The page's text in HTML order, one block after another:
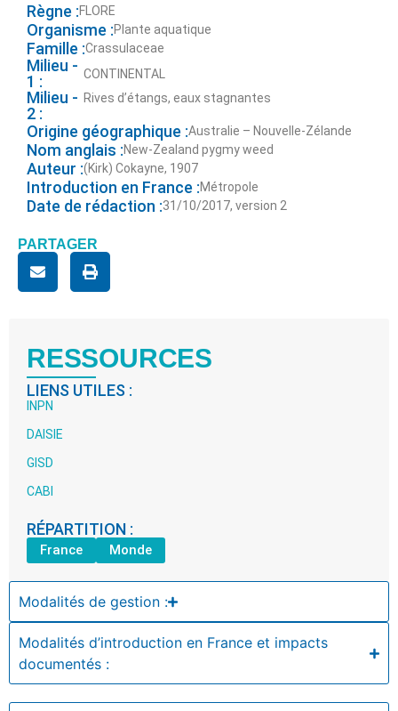
Règne :FLORE
Organisme :Plante aquatique
Famille :Crassulaceae
Milieu -
1 :
CONTINENTAL
Milieu -
2 :
Rives d’étangs, eaux stagnantes
Origine géographique :Australie – Nouvelle-Zélande
Nom anglais :New-Zealand pygmy weed
Auteur :(Kirk) Cokayne, 1907
Introduction en France :Métropole
Date de rédaction :31/10/2017, version 2
PARTAGER
RESSOURCES
LIENS UTILES :
INPN
DAISIE
GISD
CABI
RÉPARTITION :
France Monde
Modalités de gestion :
Modalités d’introduction en France et impacts
documentés :